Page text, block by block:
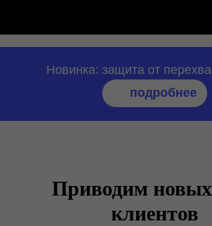
Новинка: защита от
подробнее
Приводим
клиентов